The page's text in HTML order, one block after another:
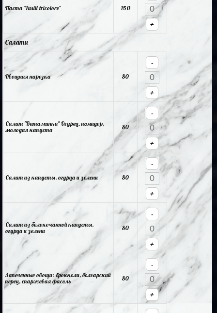
Паста "Fusili tricolore" 150
+
Салати
Овощная нарезка 80
-
+
Салат "Витаминка" Огурец, помидор,
молодая капуста
80
-
+
Салат из капусты, огурца и зелени 80
-
+
Салат из белокочанной капусты,
огурца и зелени
80
-
+
Запеченные овощи: брокколи, болгарский
перец, спаржевая фасоль
80
-
+